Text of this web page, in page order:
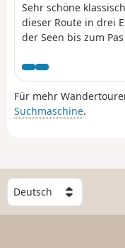
Sehr schöne
dieser Route in drei
der Seen bis zum
des Mont Capelet
Cavaline gelangen
Landschaft und
historischen Ort am
Für mehr
Suchmaschine.
W
h